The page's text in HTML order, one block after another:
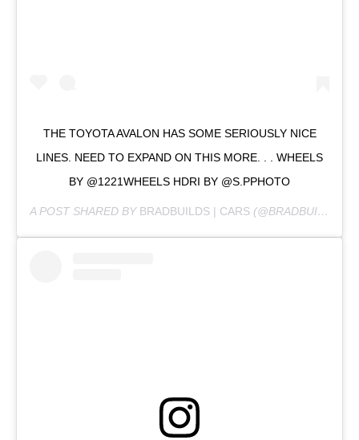
THE TOYOTA AVALON HAS SOME SERIOUSLY NICE
LINES. NEED TO EXPAND ON THIS MORE. . . WHEELS
BY @1221WHEELS HDRI BY @S.PPHOTO
A POST SHARED BY BRADBUILDS | CARS (@BRADBUILDS) ON